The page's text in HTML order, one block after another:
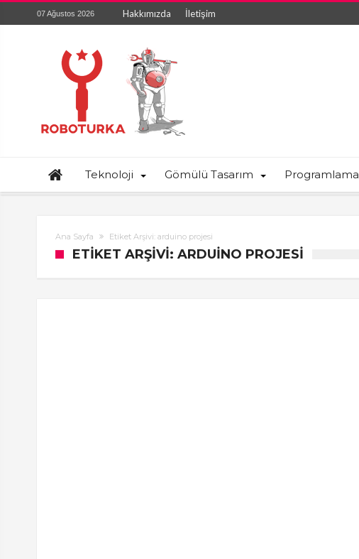
07 Ağustos 2026 Hakkımızda İletişim
Teknoloji Gömülü Tasarım Programlama
Ana Sayfa Etiket Arşivi: arduino projesi
ETIKET ARŞIVI: ARDUINO PROJESI